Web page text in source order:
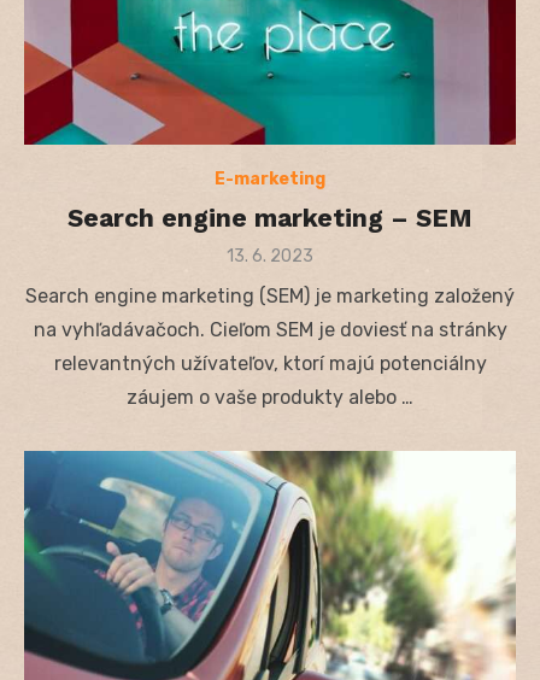
E-marketing
Search engine marketing – SEM
Posted
13. 6. 2023
Search engine marketing (SEM) je marketing založený
na vyhľadávačoch. Cieľom SEM je doviesť na stránky
relevantných užívateľov, ktorí majú potenciálny
záujem o vaše produkty alebo …